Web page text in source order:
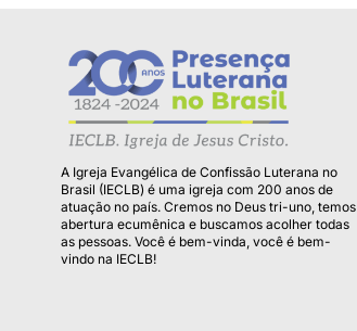
A Igreja Evangélica de Confissão Luterana no
Brasil (IECLB) é uma igreja com 200 anos de
atuação no país. Cremos no Deus tri-uno, temos
abertura ecumênica e buscamos acolher todas
as pessoas. Você é bem-vinda, você é bem-
vindo na IECLB!